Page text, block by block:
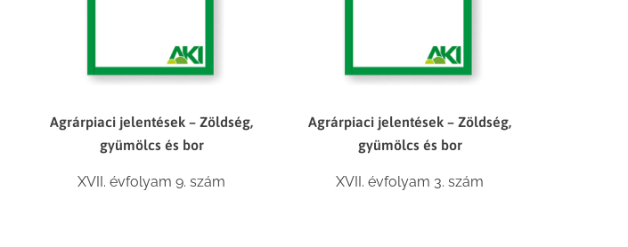
Agrárpiaci jelentések – Zöldség,
gyümölcs és bor
XVII. évfolyam 9. szám
Agrárpiaci jelentések – Zöldség,
gyümölcs és bor
XVII. évfolyam 3. szám